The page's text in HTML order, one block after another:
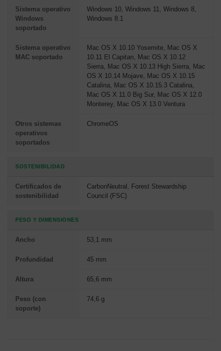
Sistema operativo
Windows
soportado
Windows 10, Windows 11, Windows 8,
Windows 8.1
Sistema operativo
MAC soportado
Mac OS X 10.10 Yosemite, Mac OS X
10.11 El Capitan, Mac OS X 10.12
Sierra, Mac OS X 10.13 High Sierra, Mac
OS X 10.14 Mojave, Mac OS X 10.15
Catalina, Mac OS X 10.15.3 Catalina,
Mac OS X 11.0 Big Sur, Mac OS X 12.0
Monterey, Mac OS X 13.0 Ventura
Otros sistemas
operativos
soportados
ChromeOS
SOSTENIBILIDAD
Certificados de
sostenibilidad
CarbonNeutral, Forest Stewardship
Council (FSC)
PESO Y DIMENSIONES
Ancho 53,1 mm
Profundidad 45 mm
Altura 65,6 mm
Peso (con
soporte)
74,6 g